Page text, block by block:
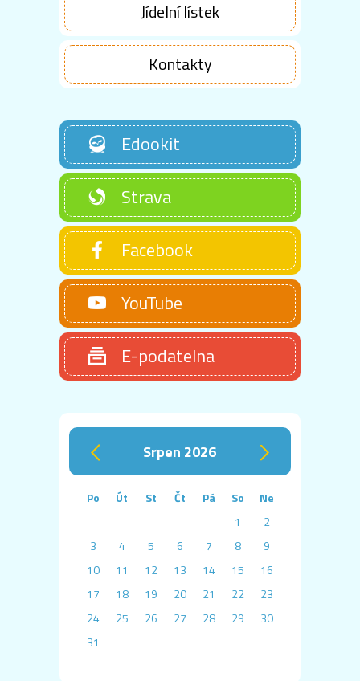
Jídelní lístek
Kontakty
Edookit
Strava
Facebook
YouTube
E-podatelna
‹ srpen 2026 ›
Po Út St Čt Pá So
Ne
1
2
3
4 5 6 7 8
9
10
11 12 13 14 15
16
17
18 19 20 21 22
23
24
25 26 27 28 29
30
31